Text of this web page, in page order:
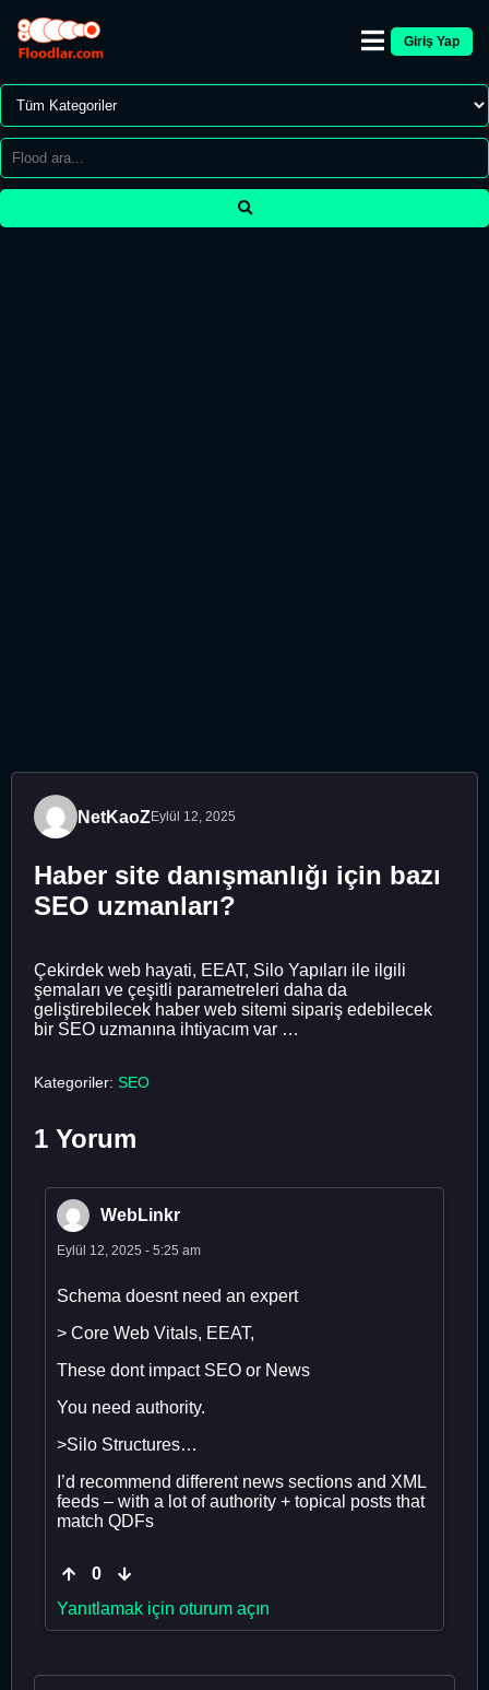
Giriş Yap
NetKaoZEylül 12, 2025
Haber site danışmanlığı için bazı
SEO uzmanları?
Çekirdek web hayati, EEAT, Silo Yapıları ile ilgili
şemaları ve çeşitli parametreleri daha da
geliştirebilecek haber web sitemi sipariş edebilecek
bir SEO uzmanına ihtiyacım var …
Kategoriler: SEO
1 Yorum
WebLinkr
Eylül 12, 2025 - 5:25 am
Schema doesnt need an expert
> Core Web Vitals, EEAT,
These dont impact SEO or News
You need authority.
>Silo Structures…
I’d recommend different news sections and XML
feeds – with a lot of authority + topical posts that
match QDFs
0
Yanıtlamak için oturum açın